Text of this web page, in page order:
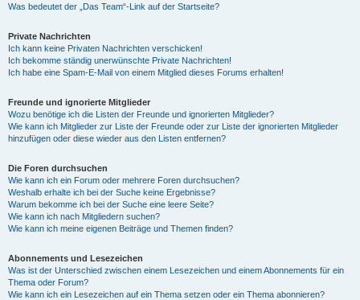
Was bedeutet der „Das Team“-Link auf der Startseite?
Private Nachrichten
Ich kann keine Privaten Nachrichten verschicken!
Ich bekomme ständig unerwünschte Private Nachrichten!
Ich habe eine Spam-E-Mail von einem Mitglied dieses Forums erhalten!
Freunde und ignorierte Mitglieder
Wozu benötige ich die Listen der Freunde und ignorierten Mitglieder?
Wie kann ich Mitglieder zur Liste der Freunde oder zur Liste der ignorierten Mitglieder
hinzufügen oder diese wieder aus den Listen entfernen?
Die Foren durchsuchen
Wie kann ich ein Forum oder mehrere Foren durchsuchen?
Weshalb erhalte ich bei der Suche keine Ergebnisse?
Warum bekomme ich bei der Suche eine leere Seite?
Wie kann ich nach Mitgliedern suchen?
Wie kann ich meine eigenen Beiträge und Themen finden?
Abonnements und Lesezeichen
Was ist der Unterschied zwischen einem Lesezeichen und einem Abonnements für ein
Thema oder Forum?
Wie kann ich ein Lesezeichen auf ein Thema setzen oder ein Thema abonnieren?